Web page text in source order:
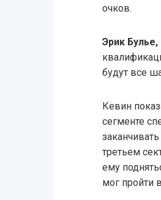
очков.
Эрик
будут все
Кевин
сегменте
третьем
ему
мог пройти